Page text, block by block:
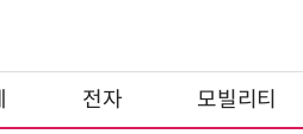
전자 모빌리티